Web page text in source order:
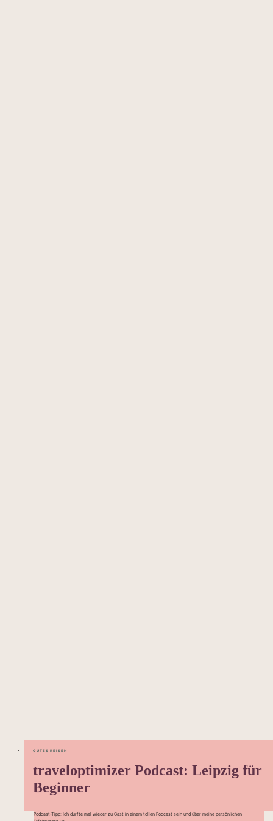
GUTES REISEN
traveloptimizer Podcast: Leipzig für
Beginner
Podcast-Tipp: Ich durfte mal wieder zu Gast in einem tollen Podcast sein und über meine persönlichen